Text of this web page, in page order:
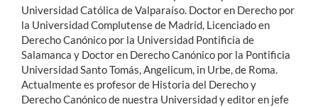
Universidad Católica de Valparaíso. Doctor en Derecho por
la Universidad Complutense de Madrid, Licenciado en
Derecho Canónico por la Universidad Pontificia de
Salamanca y Doctor en Derecho Canónico por la Pontificia
Universidad Santo Tomás, Angelicum, in Urbe, de Roma.
Actualmente es profesor de Historia del Derecho y
Derecho Canónico de nuestra Universidad y editor en jefe